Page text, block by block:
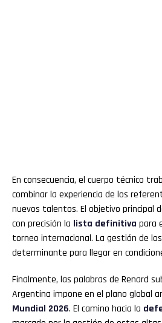
En consecuencia, el cuerpo técnico
combinar la experiencia de los
nuevos talentos. El objetivo principal
con precisión la lista definitiva para
torneo internacional. La gestión de
determinante para llegar en
Finalmente, las palabras de Renard
Argentina impone en el plano global
Mundial 2026. El camino hacia la